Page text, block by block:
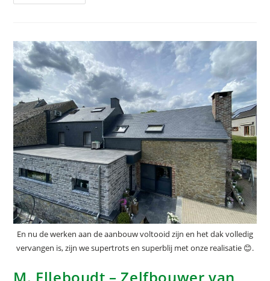
En nu de werken aan de aanbouw voltooid zijn en het dak volledig
vervangen is, zijn we supertrots en superblij met onze realisatie 😊.